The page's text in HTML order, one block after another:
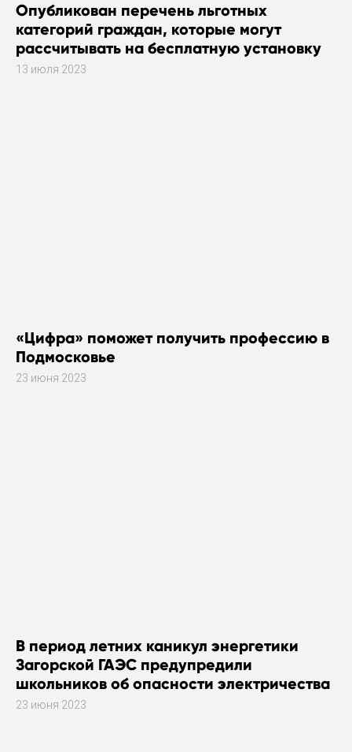
Опубликован перечень льготных
категорий граждан, которые могут
рассчитывать на бесплатную установку
газового оборудования
13 июля 2023
«Цифра» поможет получить профессию в
Подмосковье
23 июня 2023
В период летних каникул энергетики
Загорской ГАЭС предупредили
школьников об опасности электричества
23 июня 2023